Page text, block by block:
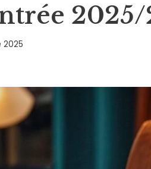
2025